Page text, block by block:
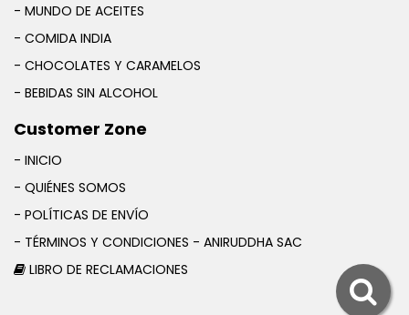
- MUNDO DE ACEITES
- COMIDA INDIA
- CHOCOLATES Y CARAMELOS
- BEBIDAS SIN ALCOHOL
Customer Zone
- INICIO
- QUIÉNES SOMOS
- POLÍTICAS DE ENVÍO
- TÉRMINOS Y CONDICIONES - ANIRUDDHA SAC
LIBRO DE RECLAMACIONES